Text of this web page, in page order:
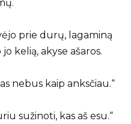
prie durų, lagaminą
kelią, akyse ašaros.
nebus kaip anksčiau.“
sužinoti, kas aš esu.“